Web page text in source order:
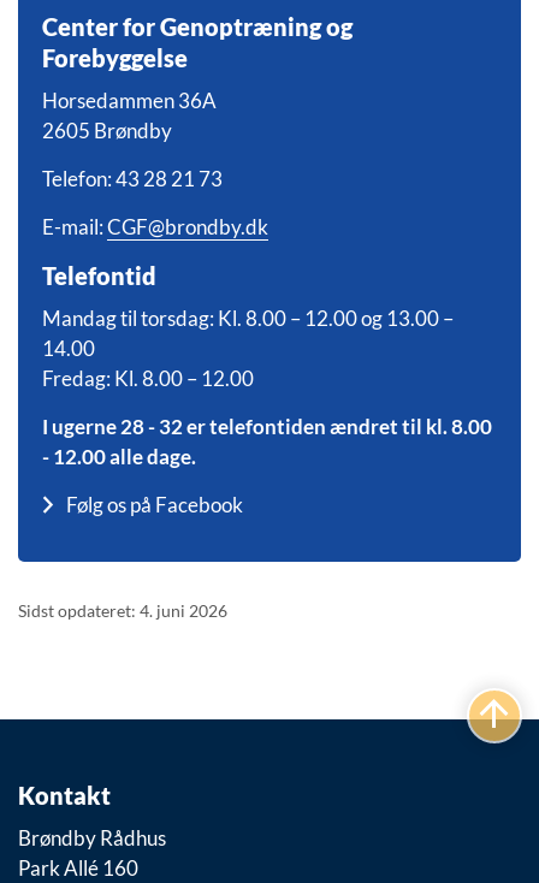
Center for Genoptræning og
Forebyggelse
Horsedammen 36A
2605 Brøndby
Telefon: 43 28 21 73
E-mail:CGF@brondby.dk
Telefontid
Mandag til torsdag: Kl. 8.00 – 12.00 og 13.00 –
14.00
Fredag: Kl. 8.00 – 12.00
I ugerne 28 - 32 er telefontiden ændret til kl. 8.00
- 12.00 alle dage.
Følg os på Facebook
Sidst opdateret: 4. juni 2026
Kontakt
Brøndby Rådhus
Park Allé 160